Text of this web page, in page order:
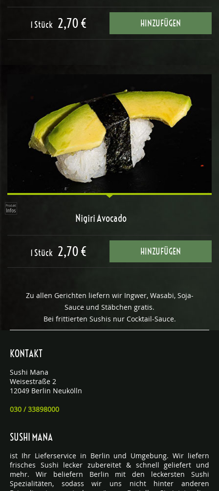
1 Stück 2,70 € HINZUFÜGEN
Nigiri Avocado
1 Stück 2,70 € HINZUFÜGEN
Zu allen Gerichten liefern wir Ingwer, Wasabi, Soja-
Sauce und Stäbchen gratis.
Bei frittierten Sushis nur Cocktail-Sauce.
KONTAKT
Sushi Mana
Weisestraße 2
12049 Berlin Neukölln
030 / 33898000
SUSHI MANA
ist Ihr Lieferservice in Berlin und Umgebung. Wir liefern
frisches Sushi lecker zubereitet & schnell geliefert und
mehr. Wir beliefern Berlin mit den leckersten Sushi
Spezialitäten, sodass wir uns nicht hinter anderen